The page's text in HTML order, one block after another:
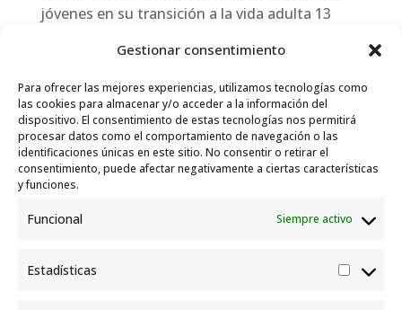
Gestionar consentimiento
Para ofrecer las mejores experiencias, utilizamos tecnologías como
las cookies para almacenar y/o acceder a la información del
dispositivo. El consentimiento de estas tecnologías nos permitirá
procesar datos como el comportamiento de navegación o las
identificaciones únicas en este sitio. No consentir o retirar el
consentimiento, puede afectar negativamente a ciertas características
y funciones.
Funcional Siempre activo
Estadísticas
jóvenes en su transición a la vida adulta 13
Garelli-Refugio: Acciones de empleo en el
marco del Sistema de Acogida de Protección
Internacional 10 julio, 2026